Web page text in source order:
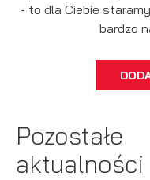
- to dla Ciebie
bardzo
Pozostałe
aktualności